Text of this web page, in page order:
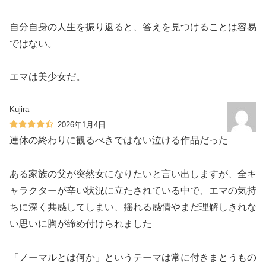
自分自身の人生を振り返ると、答えを見つけることは容易
ではない。
エマは美少女だ。
Kujira
2026年1月4日
連休の終わりに観るべきではない泣ける作品だった
ある家族の父が突然女になりたいと言い出しますが、全キ
ャラクターが辛い状況に立たされている中で、エマの気持
ちに深く共感してしまい、揺れる感情やまだ理解しきれな
い思いに胸が締め付けられました
「ノーマルとは何か」というテーマは常に付きまとうもの